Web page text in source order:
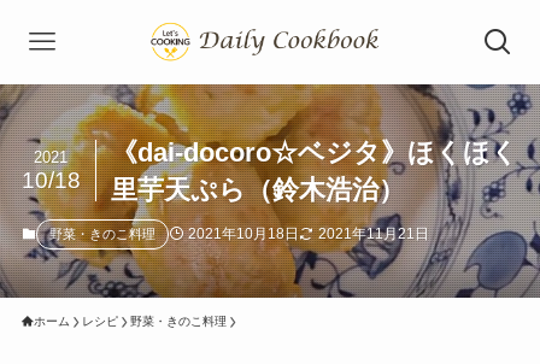
《dai-docoro☆ベジタ》ほくほく
里芋天ぷら（鈴木浩治）
2021
10/18
野菜・きのこ料理 2021年10月18日 2021年11月21日
ホーム レシピ 野菜・きのこ料理